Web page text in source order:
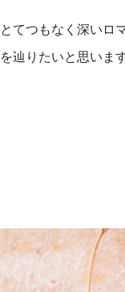
とてつもなく深いロ
を辿りたいと思いま